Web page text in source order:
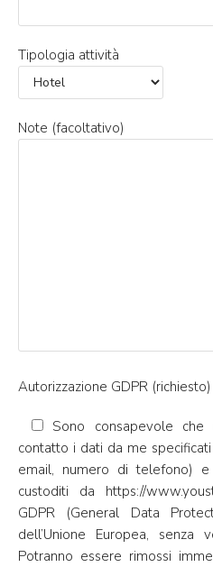
Tipologia attività
Note (facoltativo)
Autorizzazione GDPR (richiesto)
Sono consapevole
contatto i dati da me
email, numero di telefono)
custoditi da https://
GDPR (General Data
dell’Unione Europea,
Potranno essere rimossi